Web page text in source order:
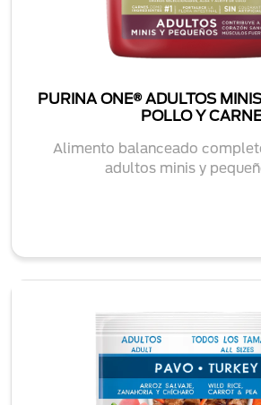
PURINA ONE® ADULTOS
POLLO Y CARNE
Alimento balanceado
adultos minis y